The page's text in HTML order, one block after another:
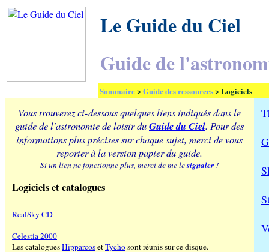
Le Guide du Ciel
Guide de
Sommaire>Guide des ressources> Logiciels
Vous trouverez ci-dessous quelques liens indiqués dans le
guide de l'astronomie de loisir duGuide du Ciel. Pour des
informations plus précises sur chaque sujet, merci de vous
reporter à la version papier du guide.
Si un lien ne fonctionne plus, merci de me lesignaler !
Logiciels et catalogues
RealSky CD
Celestia 2000
Les cataloguesHipparcosetTychosont réunis sur ce disque.